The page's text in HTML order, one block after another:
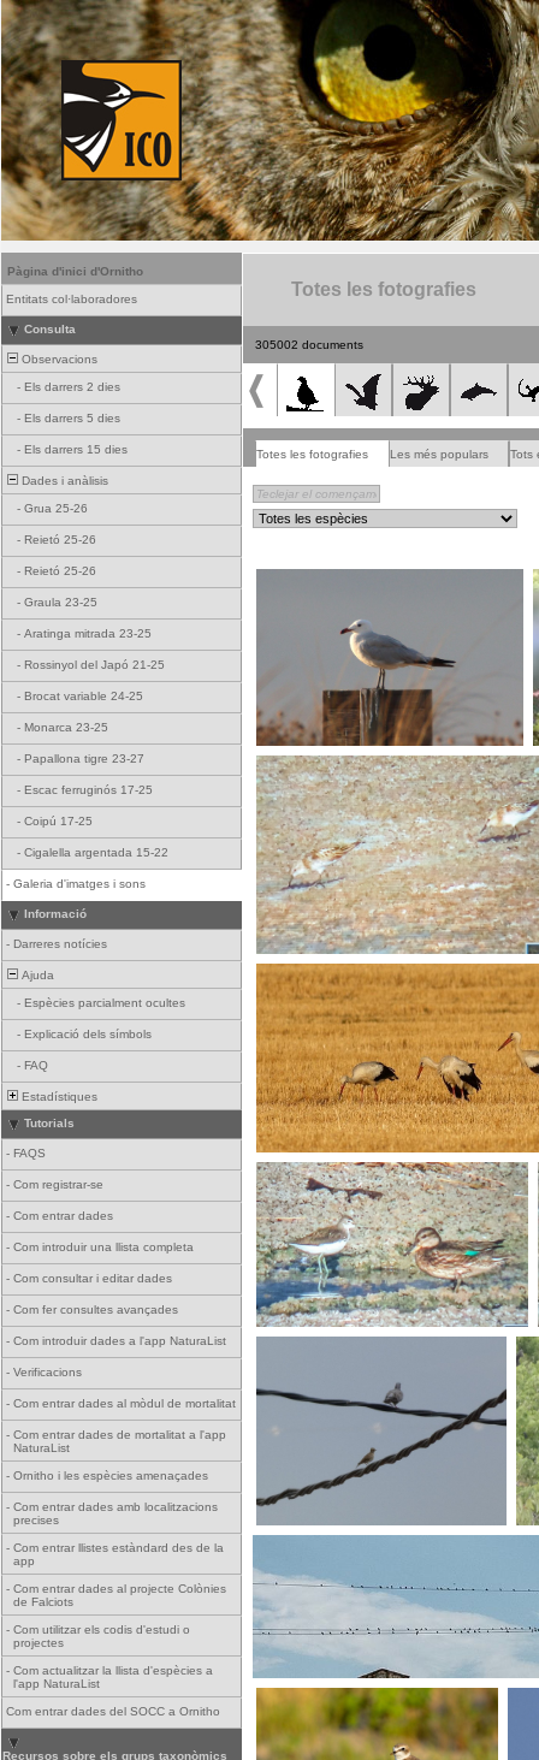
Pàgina d'inici d'Ornitho
Entitats col·laboradores
Consulta
Observacions
- Els darrers 2 dies
- Els darrers 5 dies
- Els darrers 15 dies
Dades i anàlisis
- Grua 25-26
- Reietó 25-26
- Reietó 25-26
- Graula 23-25
- Aratinga mitrada 23-25
- Rossinyol del Japó 21-25
- Brocat variable 24-25
- Monarca 23-25
- Papallona tigre 23-27
- Escac ferruginós 17-25
- Coipú 17-25
- Cigalella argentada 15-22
- Galeria d'imatges i sons
Informació
- Darreres notícies
Ajuda
- Espècies parcialment ocultes
- Explicació dels símbols
- FAQ
Estadístiques
Tutorials
- FAQS
- Com registrar-se
- Com entrar dades
- Com introduir una llista completa
- Com consultar i editar dades
- Com fer consultes avançades
- Com introduir dades a l'app NaturaList
- Verificacions
- Com entrar dades al mòdul de mortalitat
- Com entrar dades de mortalitat a l'app
NaturaList
- Ornitho i les espècies amenaçades
- Com entrar dades amb localitzacions
precises
- Com entrar llistes estàndard des de la
app
- Com entrar dades al projecte Colònies
de Falciots
- Com utilitzar els codis d'estudi o
projectes
- Com actualitzar la llista d'espècies a
l'app NaturaList
Com entrar dades del SOCC a Ornitho
Recursos sobre els grups taxonòmics
Totes les fotografies
305002 documents
Totes les fotografies Les més populars Tots